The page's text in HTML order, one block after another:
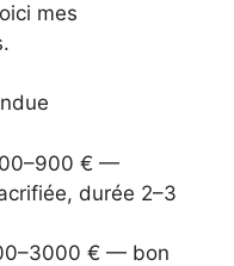
mes
€ —
durée 2–3
€ — bon